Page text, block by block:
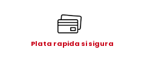
Bolturi, role si bucse
Plata rapida si sigura